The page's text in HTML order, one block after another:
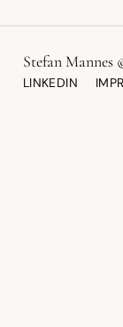
Stefan Mannes
LINKEDIN